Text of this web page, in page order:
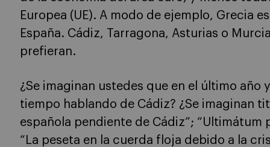
Europea (UE). A modo de ejemplo, Grecia
España. Cádiz, Tarragona, Asturias o
prefieran.
¿Se imaginan ustedes que en el último año
tiempo hablando de Cádiz? ¿Se imaginan
española pendiente de Cádiz”; “Ultimátum
“La peseta en la cuerda floja debido a la